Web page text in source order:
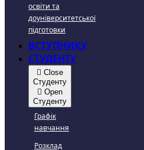
освіти та
доуніверситетської
підготовки
ВСТУПНИКУ
СТУДЕНТУ
Close
Студенту
Open
Студенту
Графік
навчання
Розклад